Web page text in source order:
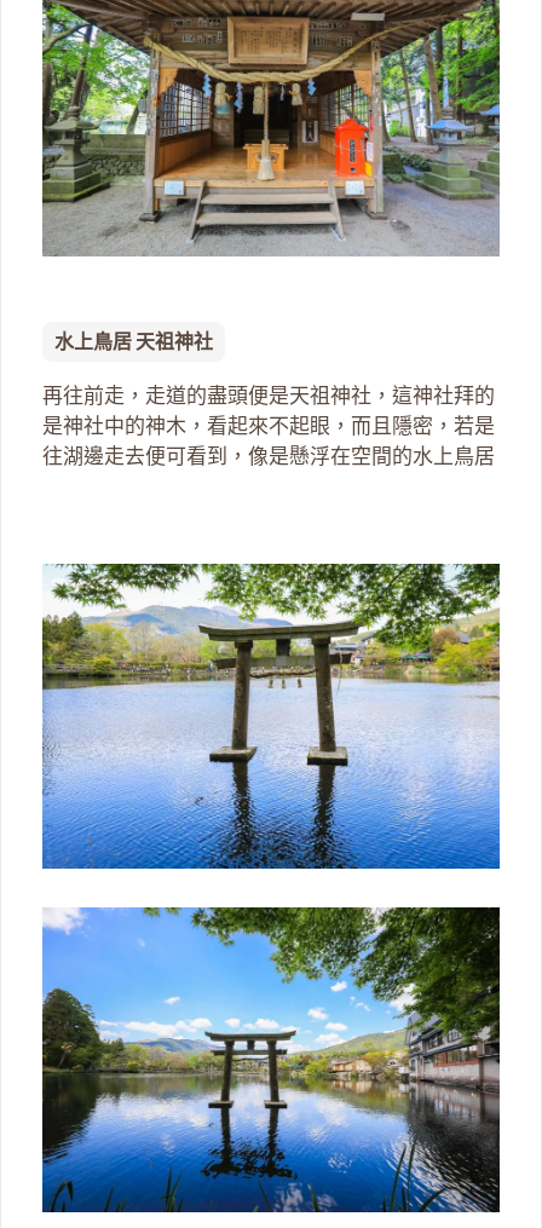
水上鳥居 天祖神社
再往前走，走道的盡頭便是天祖神社，這神社拜的
是神社中的神木，看起來不起眼，而且隱密，若是
往湖邊走去便可看到，像是懸浮在空間的水上鳥居